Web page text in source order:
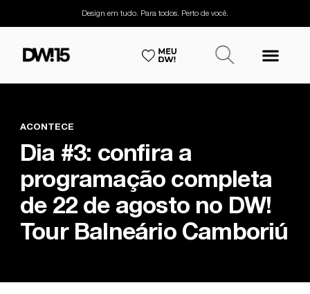
Design em tudo. Para todos. Perto de você.
ACONTECE
Dia #3: confira a
programação completa
de 22 de agosto no DW!
Tour Balneário Camboriú